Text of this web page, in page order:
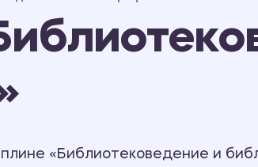
«Библиотековедение и